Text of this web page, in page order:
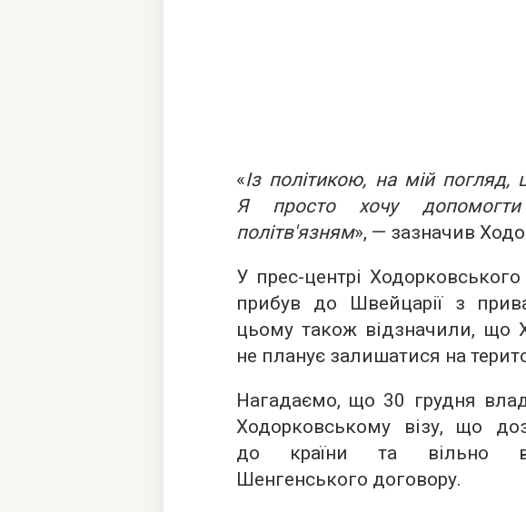
«Із політикою, на мій погляд,
Я просто хочу
політв'язням», — зазначив
У прес-центрі
прибув до Швейцарії з
цьому також відзначили, що
не планує залишатися на
Нагадаємо, що 30 грудня
Ходорковському візу, що
до країни та вільно
Шенгенського договору.